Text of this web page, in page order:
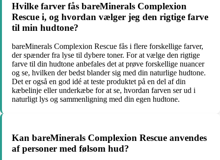
Hvilke farver fås bareMinerals Complexion
Rescue i, og hvordan vælger jeg den rigtige farve
til min hudtone?
bareMinerals Complexion Rescue fås i flere forskellige farver,
der spænder fra lyse til dybere toner. For at vælge den rigtige
farve til din hudtone anbefales det at prøve forskellige nuancer
og se, hvilken der bedst blander sig med din naturlige hudtone.
Det er også en god idé at teste produktet på en del af din
kæbelinje eller underkæbe for at se, hvordan farven ser ud i
naturligt lys og sammenligning med din egen hudtone.
Kan bareMinerals Complexion Rescue anvendes
af personer med følsom hud?